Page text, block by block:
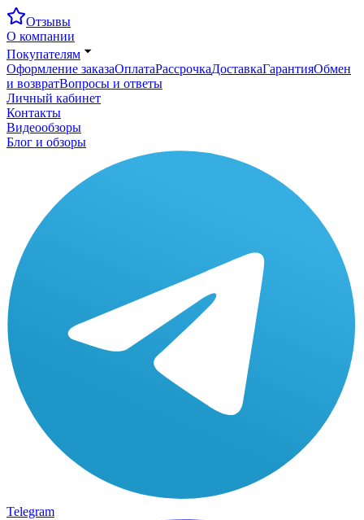
Отзывы
О компании
Покупателям
Оформление заказаОплатаРассрочкаДоставкаГарантияОбмен
и возвратВопросы и ответы
Личный кабинет
Контакты
Видеообзоры
Блог и обзоры
Telegram